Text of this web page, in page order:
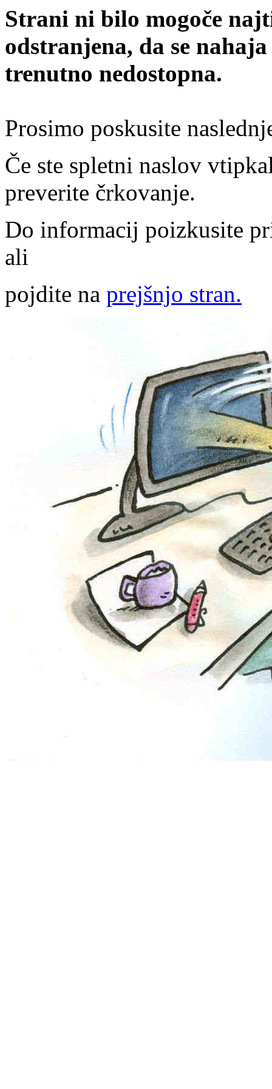
Strani ni bilo mogoče
odstranjena, da se
trenutno nedostopna.
Prosimo poskusite
Če ste spletni naslov
preverite črkovanje.
Do informacij poizkusite
ali
pojdite na prejšnjo stran.